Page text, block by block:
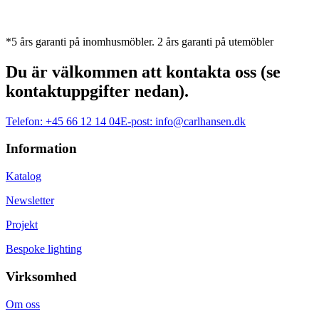
*5 års garanti på inomhusmöbler. 2 års garanti på utemöbler
Du är välkommen att kontakta oss (se
kontaktuppgifter nedan).
Telefon: +45 66 12 14 04E-post: info@carlhansen.dk
Information
Katalog
Newsletter
Projekt
Bespoke lighting
Virksomhed
Om oss